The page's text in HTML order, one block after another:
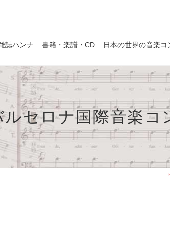
誌ハンナ 書籍・楽譜・CD 日本の世界の音楽コ
セロナ国際音楽コ